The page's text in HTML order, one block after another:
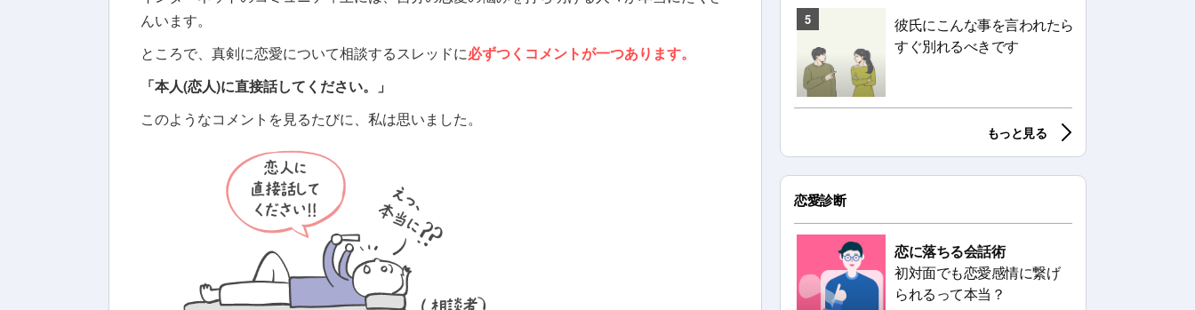
んいます。
ところで、真剣に恋愛について相談するスレッドに必ずつくコメントが一つあります。
「本人(恋人)に直接話してください。」
このようなコメントを見るたびに、私は思いました。
5
彼氏にこんな事を言われたら
すぐ別れるべきです
もっと見る
恋愛診断
恋に落ちる会話術
初対面でも恋愛感情に繋げ
られるって本当？